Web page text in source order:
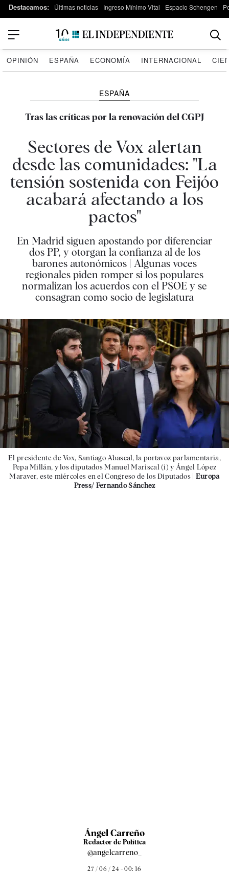
Destacamos: Últimas noticias Ingreso Mínimo Vital Espacio Schengen
OPINIÓN ESPAÑA ECONOMÍA INTERNACIONAL
ESPAÑA
Tras las críticas por la renovación del CGPJ
Sectores de Vox alertan
desde las comunidades: "La
tensión sostenida con Feijóo
acabará afectando a los
pactos"
En Madrid siguen apostando por diferenciar
dos PP, y otorgan la confianza al de los
barones autonómicos | Algunas voces
regionales piden romper si los populares
normalizan los acuerdos con el PSOE y se
consagran como socio de legislatura
El presidente de Vox, Santiago Abascal, la portavoz parlamentaria,
Pepa Millán, y los diputados Manuel Mariscal (i) y Ángel López
Maraver, este miércoles en el Congreso de los Diputados | Europa
Press/ Fernando Sánchez
Ángel Carreño
Redactor de Política
@angelcarreno_
27 / 06 / 24 - 00: 16